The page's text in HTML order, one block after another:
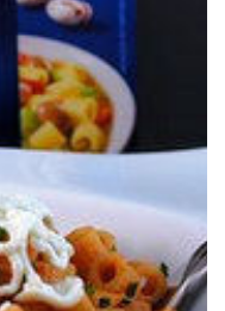
(PASTA CON
casera.